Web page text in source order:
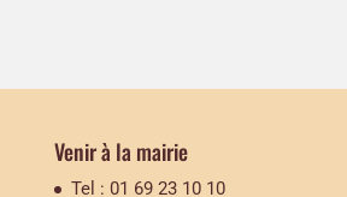
Venir à la mairie
Tel : 01 69 23 10 10